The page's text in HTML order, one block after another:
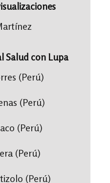
Salud con Lupa
(Perú)
(Perú)
(Perú)
(Perú)
(Perú)